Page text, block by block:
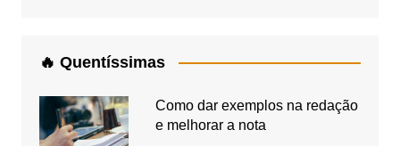
🔥 Quentíssimas
Como dar exemplos na redação
e melhorar a nota